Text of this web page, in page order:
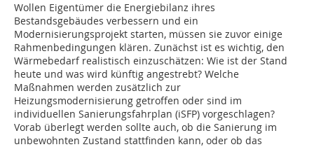
Wollen Eigentümer die Energiebilanz ihres
Bestandsgebäudes verbessern und ein
Modernisierungsprojekt starten, müssen sie zuvor einige
Rahmenbedingungen klären. Zunächst ist es wichtig, den
Wärmebedarf realistisch einzuschätzen: Wie ist der Stand
heute und was wird künftig angestrebt? Welche
Maßnahmen werden zusätzlich zur
Heizungsmodernisierung getroffen oder sind im
individuellen Sanierungsfahrplan (iSFP) vorgeschlagen?
Vorab überlegt werden sollte auch, ob die Sanierung im
unbewohnten Zustand stattfinden kann, oder ob das